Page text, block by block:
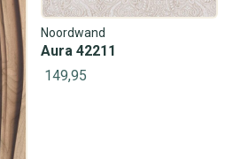
Noordwand
Aura 42211
149,95